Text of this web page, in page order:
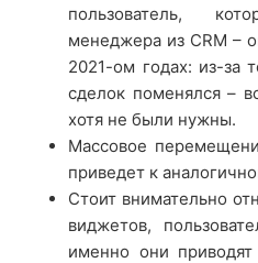
пользователь,
менеджера из CRM –
2021-ом годах: из-за
сделок поменялся –
хотя не были нужны.
Массовое
приведет к
Стоит внимательно
виджетов,
именно они